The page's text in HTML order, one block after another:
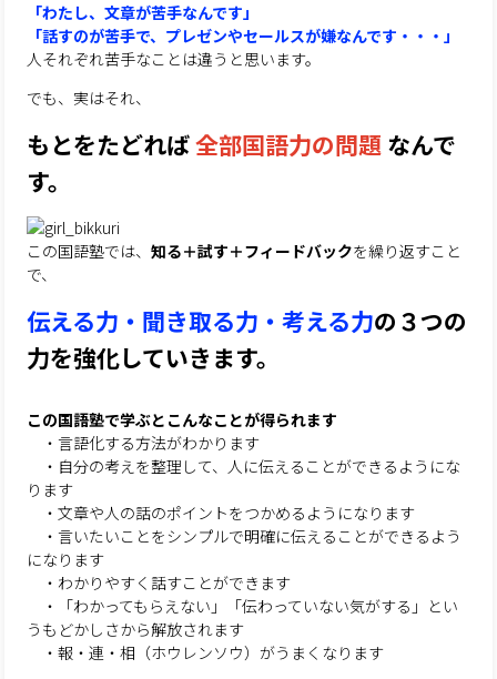
「わたし、文章が苦手なんです」
「話すのが苦手で、プレゼンやセールスが嫌なんです・・・」
人それぞれ苦手なことは違うと思います。
でも、実はそれ、
もとをたどれば全部国語力の問題 なんで
す。
この国語塾では、知る＋試す＋フィードバックを繰り返すこと
で、
伝える力・聞き取る力・考える力の３つの
力を強化していきます。
この国語塾で学ぶとこんなことが得られます
・言語化する方法がわかります
・自分の考えを整理して、人に伝えることができるようにな
ります
・文章や人の話のポイントをつかめるようになります
・言いたいことをシンプルで明確に伝えることができるよう
になります
・わかりやすく話すことができます
・「わかってもらえない」「伝わっていない気がする」とい
うもどかしさから解放されます
・報・連・相（ホウレンソウ）がうまくなります